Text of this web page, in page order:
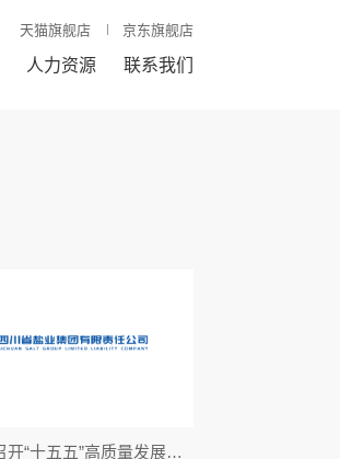
天猫旗舰店 京东旗舰店
人力资源 联系我们
川盐集团召开“十五五”高质量发展规划专题研讨会